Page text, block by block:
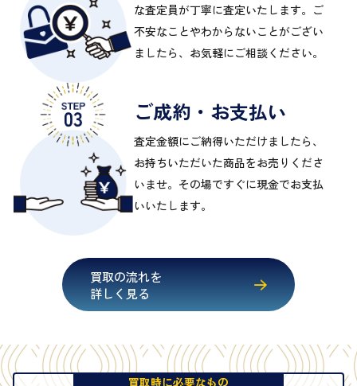
な査定員が丁寧に査定いたします。ご
不安なことやわからないことがござい
ましたら、お気軽にご相談ください。
ご成約・お支払い
査定金額にご納得いただけましたら、
お持ちいただいた商品をお売りくださ
いませ。その場ですぐに現金でお支払
いいたします。
買取の流れを
詳しく見る
買取時に必要なもの